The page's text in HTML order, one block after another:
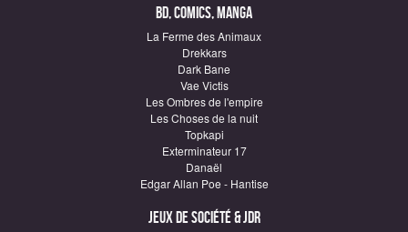
BD, Comics, Manga
La Ferme des Animaux
Drekkars
Dark Bane
Vae Victis
Les Ombres de l'empire
Les Choses de la nuit
Topkapi
Exterminateur 17
Danaël
Edgar Allan Poe - Hantise
Jeux de société & JDR